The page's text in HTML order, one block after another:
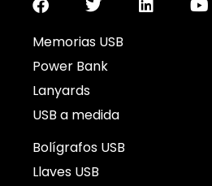
Memorias USB
Power Bank
Lanyards
USB a medida
Bolígrafos USB
Llaves USB